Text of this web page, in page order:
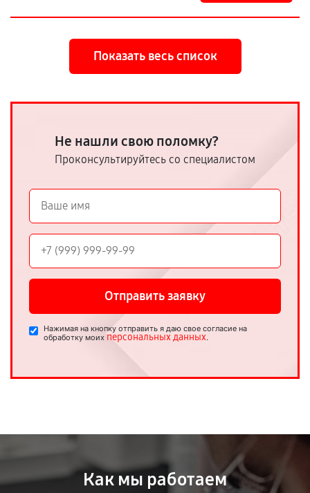
Показать весь список
Не нашли свою поломку?
Проконсультируйтесь со специалистом
Отправить заявку
Нажимая на кнопку отправить я даю свое согласие на
обработку моих персональных данных.
Как мы работаем